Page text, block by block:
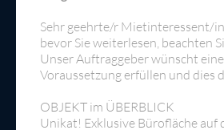
Sehr geehrte/r Mietinteressent/
bevor Sie weiterlesen, beachten
Unser Auftraggeber wünscht
Voraussetzung erfüllen und dies
OBJEKT im ÜBERBLICK
Unikat! Exklusive Bürofläche auf